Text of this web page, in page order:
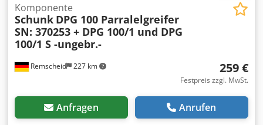
Remscheid 227 km
Komponente
Schunk DPG 100 Parralelgreifer
SN: 370253 + DPG 100/1 und DPG
100/1 S -ungebr.-
259 €
Festpreis zzgl. MwSt.
Anfragen Anrufen